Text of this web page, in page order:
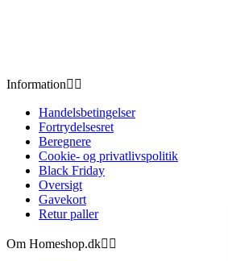
Information 
Handelsbetingelser
Fortrydelsesret
Beregnere
Cookie- og privatlivspolitik
Black Friday
Oversigt
Gavekort
Retur paller
Om Homeshop.dk 